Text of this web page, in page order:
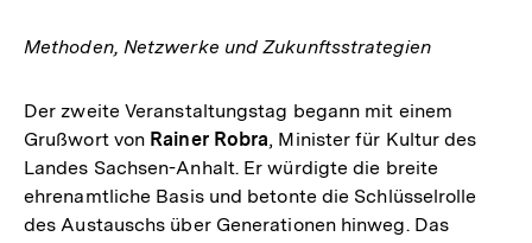
Methoden, Netzwerke und Zukunftsstrategien
Der zweite Veranstaltungstag begann mit einem
Grußwort von Rainer Robra, Minister für Kultur des
Landes Sachsen-Anhalt. Er würdigte die breite
ehrenamtliche Basis und betonte die Schlüsselrolle
des Austauschs über Generationen hinweg. Das